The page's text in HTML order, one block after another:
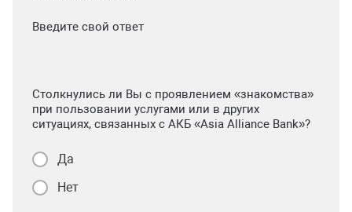
Введите свой ответ
Столкнулись ли Вы с проявлением «знакомства»
при пользовании услугами или в других
ситуациях, связанных с АКБ «Asia Alliance Bank»?
Да
Нет